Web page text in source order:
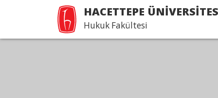
HACETTEPE
Hukuk Fakültesi